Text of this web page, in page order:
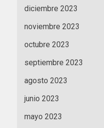
diciembre 2023
noviembre 2023
octubre 2023
septiembre 2023
agosto 2023
junio 2023
mayo 2023